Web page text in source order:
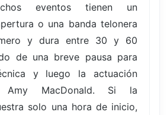
eventos tienen un
o una banda telonera
y dura entre 30 y 60
de una breve pausa para
y luego la actuación
Amy MacDonald. Si la
solo una hora de inicio,